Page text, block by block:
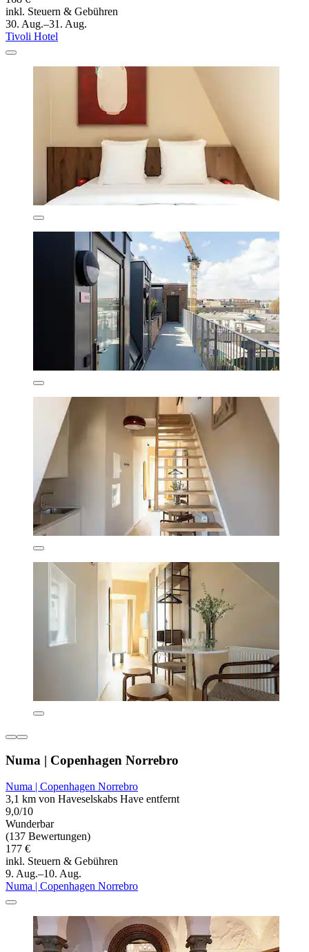
inkl. Steuern & Gebühren
30. Aug.–31. Aug.
Tivoli Hotel
Numa | Copenhagen Norrebro
Numa | Copenhagen Norrebro
3,1 km von Haveselskabs Have entfernt
9,0/10
Wunderbar
(137 Bewertungen)
177 €
inkl. Steuern & Gebühren
9. Aug.–10. Aug.
Numa | Copenhagen Norrebro